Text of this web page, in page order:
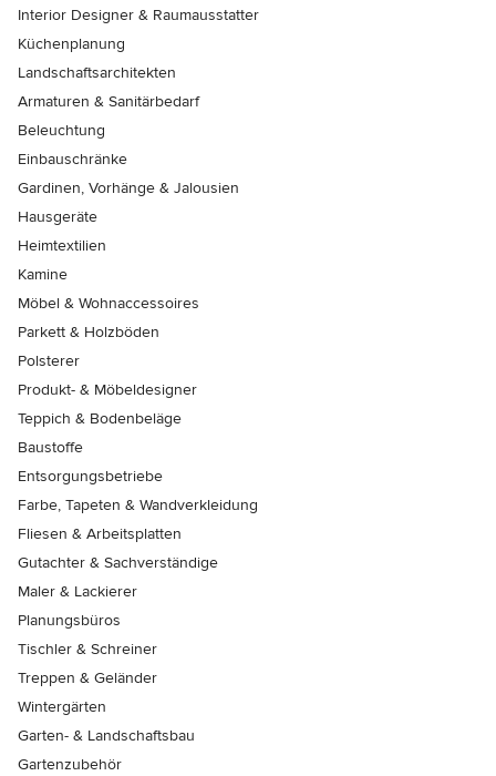
Interior Designer & Raumausstatter
Küchenplanung
Landschaftsarchitekten
Armaturen & Sanitärbedarf
Beleuchtung
Einbauschränke
Gardinen, Vorhänge & Jalousien
Hausgeräte
Heimtextilien
Kamine
Möbel & Wohnaccessoires
Parkett & Holzböden
Polsterer
Produkt- & Möbeldesigner
Teppich & Bodenbeläge
Baustoffe
Entsorgungsbetriebe
Farbe, Tapeten & Wandverkleidung
Fliesen & Arbeitsplatten
Gutachter & Sachverständige
Maler & Lackierer
Planungsbüros
Tischler & Schreiner
Treppen & Geländer
Wintergärten
Garten- & Landschaftsbau
Gartenzubehör